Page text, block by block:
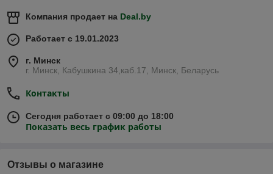
Компания продает на Deal.by
Работает с 19.01.2023
г. Минск
г. Минск, Кабушкина 34,каб.17, Минск, Беларусь
Контакты
Сегодня работает с 09:00 до 18:00
Показать весь график работы
Отзывы о магазине